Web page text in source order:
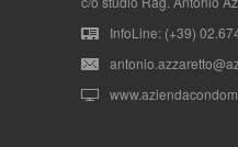
InfoLine: (+39)